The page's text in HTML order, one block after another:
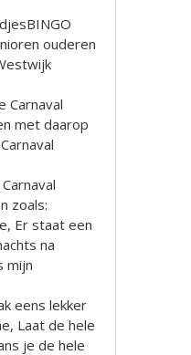
ouderen
Carnaval
met daarop
zoals:
Er staat een
na
mijn
eens lekker
Laat de hele
je de hele